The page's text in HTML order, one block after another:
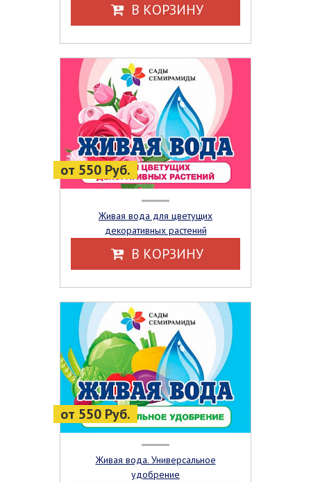
В КОРЗИНУ
от 550 Руб.
Живая вода для цветущих
декоративных растений
В КОРЗИНУ
от 550 Руб.
Живая вода. Универсальное
удобрение